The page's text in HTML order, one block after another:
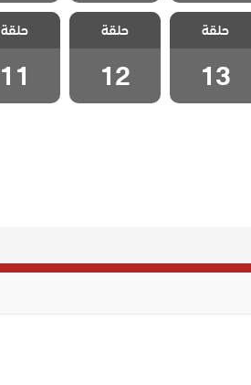
مسلسل حلم
اشرف الحلقة 13
حلقة
13
مسلسل حلم
اشرف الحلقة 12
حلقة
12
مسلسل
اشرف الحلقة
حلقة
11